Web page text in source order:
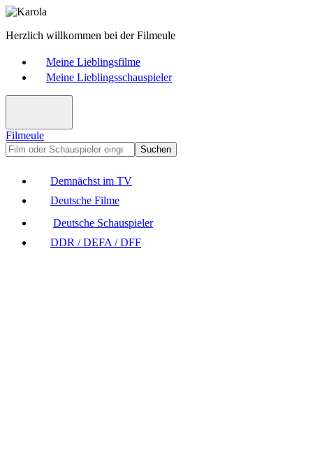
Herzlich willkommen bei der Filmeule
Meine Lieblingsfilme
Meine Lieblingsschauspieler
Filmeule
Suchen
Demnächst im TV
Deutsche Filme
Deutsche Schauspieler
DDR / DEFA / DFF